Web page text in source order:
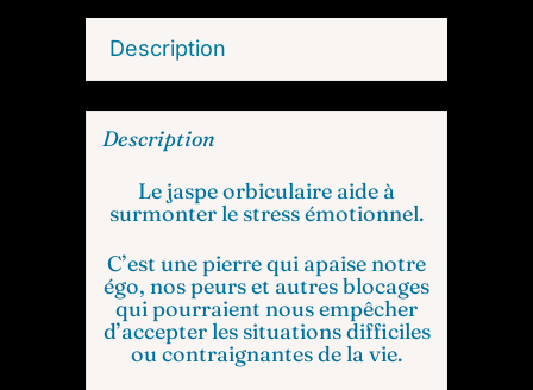
Description
Description
Le jaspe orbiculaire aide à
surmonter le stress émotionnel.
C’est une pierre qui apaise notre
égo, nos peurs et autres blocages
qui pourraient nous empêcher
d’accepter les situations difficiles
ou contraignantes de la vie.